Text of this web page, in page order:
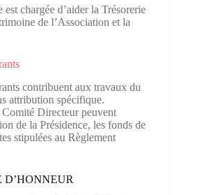
chargée d’aider la Trésorerie
de l’Association et la
contribuent aux travaux du
attribution spécifique.
Directeur peuvent
de la Présidence, les fonds de
stipulées au Règlement
D’HONNEUR